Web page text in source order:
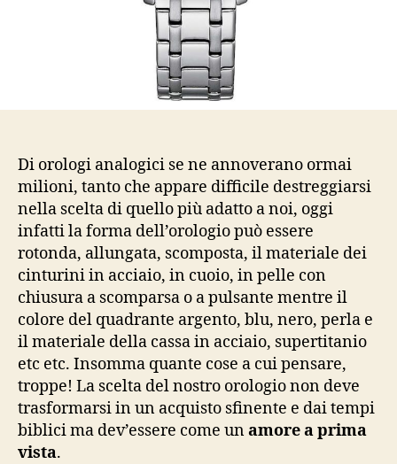
Di orologi analogici se ne annoverano ormai
milioni, tanto che appare difficile destreggiarsi
nella scelta di quello più adatto a noi, oggi
infatti la forma dell’orologio può essere
rotonda, allungata, scomposta, il materiale dei
cinturini in acciaio, in cuoio, in pelle con
chiusura a scomparsa o a pulsante mentre il
colore del quadrante argento, blu, nero, perla e
il materiale della cassa in acciaio, supertitanio
etc etc. Insomma quante cose a cui pensare,
troppe! La scelta del nostro orologio non deve
trasformarsi in un acquisto sfinente e dai tempi
biblici ma dev’essere come unamore a prima
vista.